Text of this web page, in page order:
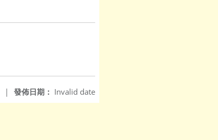
發佈日期： Invalid date
|